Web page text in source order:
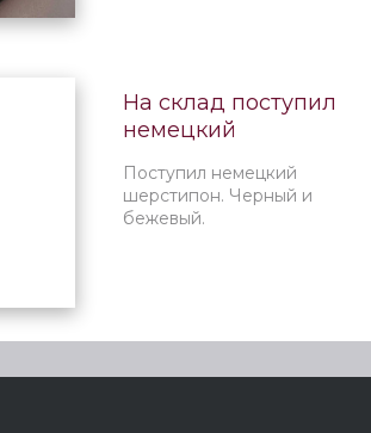
На склад поступил
немецкий
Шерстипон в
составе 70%
Поступил немецкий
шерстипон. Черный и
бежевый.